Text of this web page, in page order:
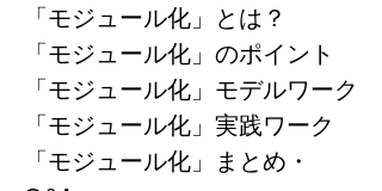
「モジュール化」とは？
「モジュール化」のポイント
「モジュール化」モデルワーク
「モジュール化」実践ワーク
「モジュール化」まとめ・